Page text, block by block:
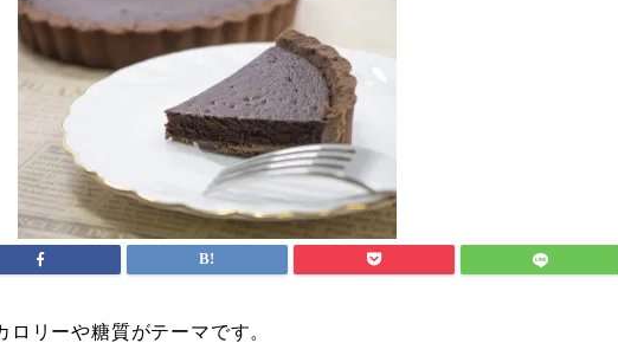
リーや糖質がテーマです。